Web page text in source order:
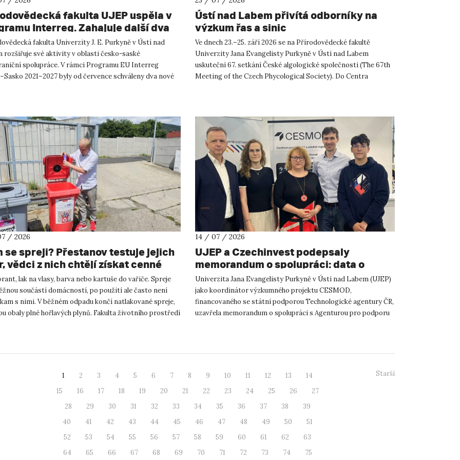
fakulta UJEP uspěla v
Interreg. Zahajuje další dva
projekty se saskými
fakulta Univerzity J. E. Purkyně v Ústí nad
rozšiřuje své aktivity v oblasti česko-saské
spolupráce. V rámci Programu EU Interreg
2021–2027 byly od července schváleny dva nové
Ústí nad Labem přivítá odborníky na
výzkum řas a sinic
Ve dnech 23.–25. září 2026 se na Přírodovědecké fakultě
Univerzity Jana Evangelisty Purkyně v Ústí nad Labem
uskuteční 67. setkání České algologické společnosti (The 67th
Meeting of the Czech Phycological Society). Do Centra
/ 2026
se spreji? Přestanov testuje jejich
vědci z nich chtějí získat cenné
lak na vlasy, barva nebo kartuše do vařiče. Spreje
součástí domácností, po použití ale často není
s nimi. V běžném odpadu končí natlakované spreje,
obaly plné hořlavých plynů. Fakulta životního prostředí
14 / 07 / 2026
UJEP a Czechinvest podepsaly
memorandum o spolupráci: data o
podnikatelském prostředí posílí
výzkum CESMOD
Univerzita Jana Evangelisty Purkyně v Ústí nad Labem (UJEP)
jako koordinátor výzkumného projektu CESMOD,
financovaného se státní podporou Technologické agentury ČR,
uzavřela memorandum o spolupráci s Agenturou pro podporu
1 2 3 4 5 6 7 8 9 10 11 12 13
14
15
16 17 18 19 20 21 22 23 24 25 26
27
28
29 30 31 32 33 34 35 36 37 38
39
40
41 42 43 44 45 46 47 48 49 50
51
52
53 54 55 56 57 58 59 60 61 62
63
64
65 66 67 68 69 70 71 72 73 74 75
Starší